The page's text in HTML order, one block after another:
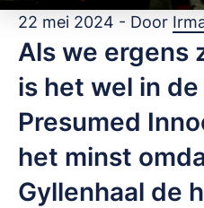
22 mei 2024 - Door
Als we ergens
is het wel in
Presumed
het minst
Gyllenhaal de